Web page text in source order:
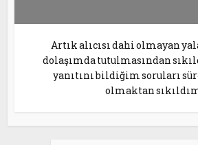
Artık alıcısı dahi olmayan
dolaşımda tutulmasından
yanıtını bildiğim soruları
olmaktan